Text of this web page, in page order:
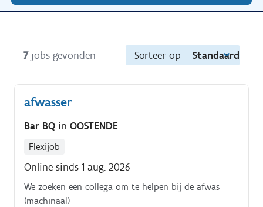
7 jobs gevonden Sorteer op Standaard
afwasser
Bar BQ in OOSTENDE
Flexijob
Online sinds 1 aug. 2026
We zoeken een collega om te helpen bij de afwas
(machinaal)